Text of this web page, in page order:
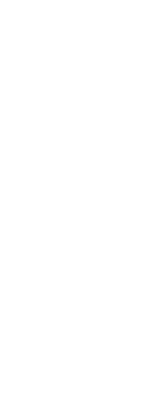
és közlekedési
Vilnius, Kaunas
további
a Tel-Aviv-
után. Ez az ambiciózus
Európa többi részének
és vízi sportokat
teremt a természetjárásra,
húsz Celsius-fok körül
öt nagyszerű nemzeti